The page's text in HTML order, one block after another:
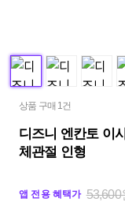
상품 구매 1건
디즈니 엔칸토 이
체관절 인형
앱 전용 혜택가 53,600